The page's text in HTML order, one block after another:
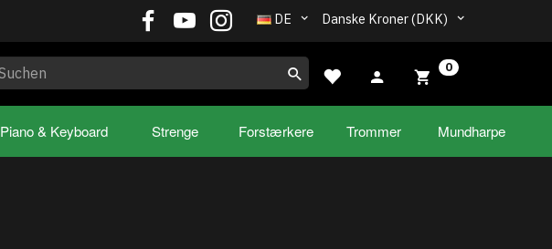
Danske Kroner (DKK)
DE
0
Piano & Keyboard Strenge Forstærkere Trommer Mundharpe